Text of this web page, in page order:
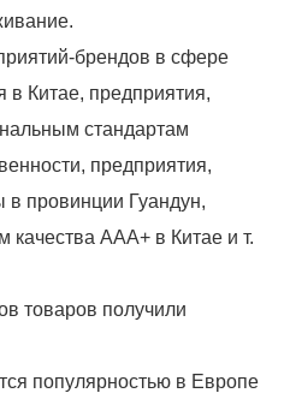
брендов в сфере
в Китае, предприятия,
стандартам
предприятия,
провинции Гуандун,
качества AAA+ в Китае и т.
товаров получили
популярностью в Европе